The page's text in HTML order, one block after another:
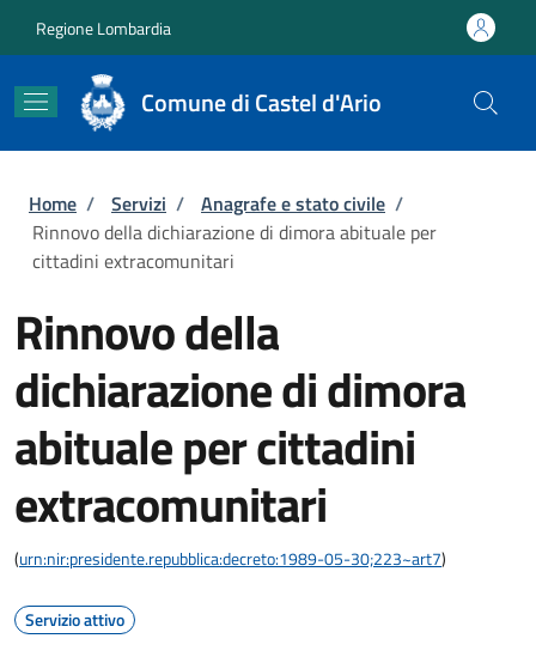
Regione Lombardia
Comune di Castel d'Ario
Briciole di pane
Home / Servizi / Anagrafe e stato civile /
Rinnovo della dichiarazione di dimora abituale per
cittadini extracomunitari
Rinnovo della
dichiarazione di dimora
abituale per cittadini
extracomunitari
(urn:nir:presidente.repubblica:decreto:1989-05-30;223~art7)
Servizio attivo